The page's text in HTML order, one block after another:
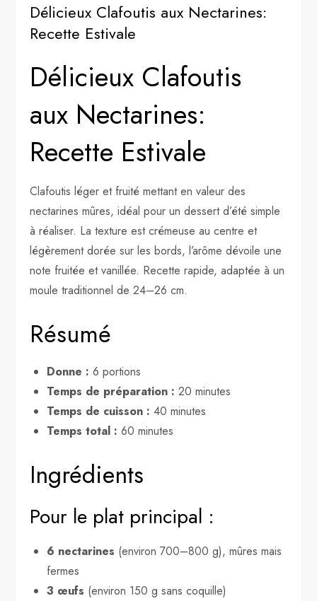
Délicieux Clafoutis aux Nectarines:
Recette Estivale
Délicieux Clafoutis
aux Nectarines:
Recette Estivale
Clafoutis léger et fruité mettant en valeur des
nectarines mûres, idéal pour un dessert d’été simple
à réaliser. La texture est crémeuse au centre et
légèrement dorée sur les bords, l’arôme dévoile une
note fruitée et vanillée. Recette rapide, adaptée à un
moule traditionnel de 24–26 cm.
Résumé
Donne : 6 portions
Temps de préparation : 20 minutes
Temps de cuisson : 40 minutes
Temps total : 60 minutes
Ingrédients
Pour le plat principal :
6 nectarines (environ 700–800 g), mûres mais
fermes
3 œufs (environ 150 g sans coquille)